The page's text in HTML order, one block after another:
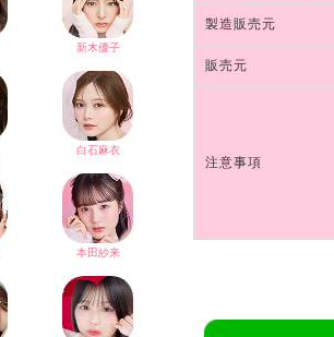
製造販売元
販売元
注意事項